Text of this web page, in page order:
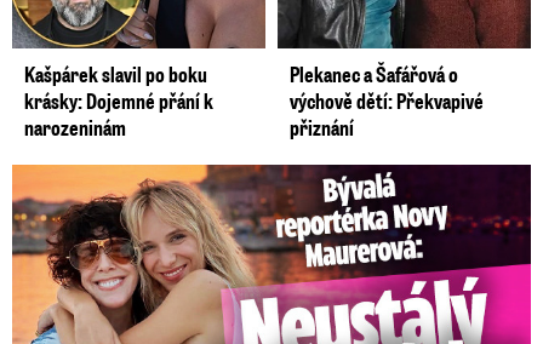
nepřiměřeně zasahuje do soukromého
vlastnictví.
„Takto významný zákon by měl být schválen
napříč politickým spektrem,“řekla poslankyně
STANVěra Kovářová. Vláda podle ní takovou
možnost promarnila a proti přijaté podobě jsou
obce, města, kraje i Nejvyšší správní soud.
„Jediný, kdo je pro, je ministryně a nějaká
Kašpárek slavil po boku
krásky: Dojemné přání k
narozeninám
Plekanec a Šafářová o
výchově dětí: Překvapivé
přiznání
Bývalá reportérka Novy Maurerová: Neustálý boj o lásku s ...